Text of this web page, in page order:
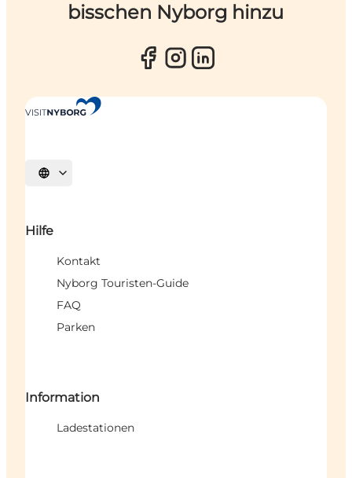
bisschen Nyborg hinzu
Sprache auswählen
Hilfe
Kontakt
Nyborg Touristen-Guide
FAQ
Parken
Information
Ladestationen